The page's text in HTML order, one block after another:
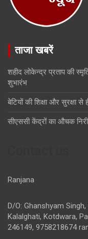
ताजा खबरें
शहीद लोकेन्द्र प्रताप की
शुभारंभ
बेटियों की शिक्षा और सुरक्षा
सीएससी केंद्रों का औचक
Ranjana
D/O: Ghanshyam
Kalalghati, Kotdwara,
246149, 9758218674